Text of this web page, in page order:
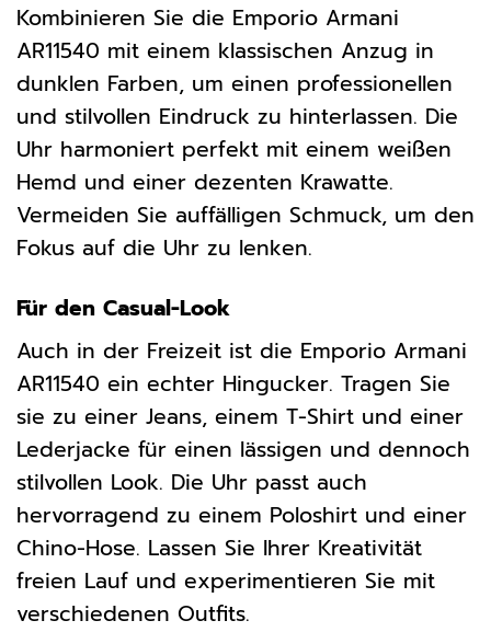
Kombinieren Sie die Emporio Armani
AR11540 mit einem klassischen Anzug in
dunklen Farben, um einen professionellen
und stilvollen Eindruck zu hinterlassen. Die
Uhr harmoniert perfekt mit einem weißen
Hemd und einer dezenten Krawatte.
Vermeiden Sie auffälligen Schmuck, um den
Fokus auf die Uhr zu lenken.
Für den Casual-Look
Auch in der Freizeit ist die Emporio Armani
AR11540 ein echter Hingucker. Tragen Sie
sie zu einer Jeans, einem T-Shirt und einer
Lederjacke für einen lässigen und dennoch
stilvollen Look. Die Uhr passt auch
hervorragend zu einem Poloshirt und einer
Chino-Hose. Lassen Sie Ihrer Kreativität
freien Lauf und experimentieren Sie mit
verschiedenen Outfits.